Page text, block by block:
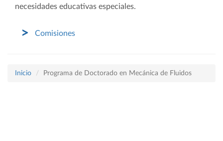
necesidades educativas especiales.
Comisiones
Inicio Programa de Doctorado en Mecánica de Fluidos